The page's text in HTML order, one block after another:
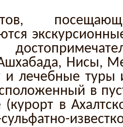
Ашхабада, Нисы,
и лечебные
в
(курорт в